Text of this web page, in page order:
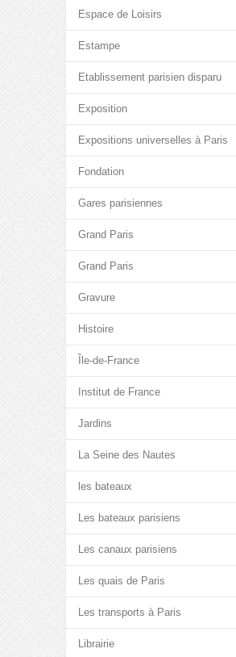
Espace de Loisirs
Estampe
Etablissement parisien disparu
Exposition
Expositions universelles à Paris
Fondation
Gares parisiennes
Grand Paris
Grand Paris
Gravure
Histoire
Île-de-France
Institut de France
Jardins
La Seine des Nautes
les bateaux
Les bateaux parisiens
Les canaux parisiens
Les quais de Paris
Les transports à Paris
Librairie